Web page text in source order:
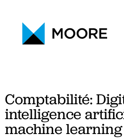
NEWS
CONTACT
CAREERS
Comptabilité:
intelligence
machine learning